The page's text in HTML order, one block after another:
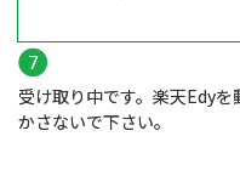
受け取り中です。楽天Edyを
かさないで下さい。